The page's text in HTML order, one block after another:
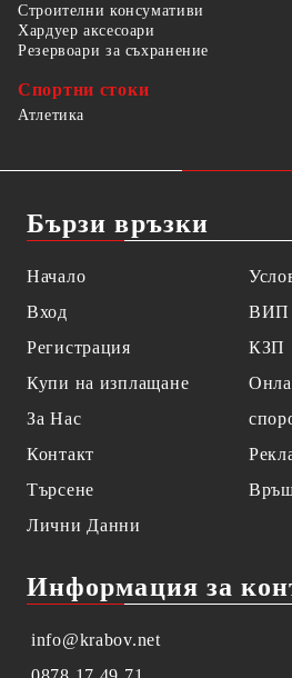
Строителни консумативи
Хардуер аксесоари
Резервоари за съхранение
Спортни стоки
Атлетика
Бързи връзки
Начало
Вход
Регистрация
Купи на изплащане
За Нас
Контакт
Търсене
Лични Данни
ВИП
КЗП
Информация за
info@krabov.net